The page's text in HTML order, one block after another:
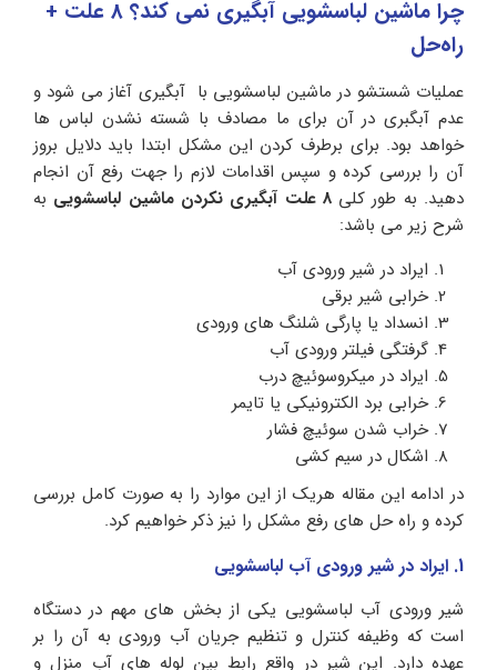
چرا ماشین لباسشویی آبگیری نمی کند؟ 8 علت +
راه‌حل
عملیات شستشو در ماشین لباسشویی با آبگیری آغاز می شود و
عدم آبگبری در آن برای ما مصادف با شسته نشدن لباس ها
خواهد بود. برای برطرف کردن این مشکل ابتدا باید دلایل بروز
آن را بررسی کرده و سپس اقدامات لازم را جهت رفع آن انجام
دهید. به طور کلی8 علت آبگیری نکردن ماشین لباسشویی
به
شرح زیر می باشد:
ایراد در شیر ورودی آب
خرابی شیر برقی
انسداد یا پارگی شلنگ های ورودی
گرفتگی فیلتر ورودی آب
ایراد در میکروسوئیچ درب
خرابی برد الکترونیکی یا تایمر
خراب شدن سوئیچ فشار
اشکال در سیم کشی
در ادامه این مقاله هریک از این موارد را به صورت کامل بررسی
کرده و راه حل های رفع مشکل را نیز ذکر خواهیم کرد.
1. ایراد در شیر ورودی آب لباسشویی
شیر ورودی آب لباسشویی یکی از بخش های مهم در دستگاه
است که وظیفه‌ کنترل و تنظیم جریان آب ورودی به آن را بر
عهده دارد. این شیر در واقع رابط بین لوله‌ های آب منزل و